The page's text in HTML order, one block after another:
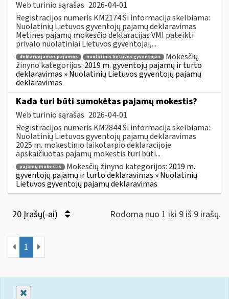
Web turinio sąrašas 2026-04-01
Registracijos numeris KM2174 Ši informacija skelbiama:
Nuolatinių Lietuvos gyventojų pajamų deklaravimas
Metines pajamų mokesčio deklaracijas VMI pateikti
privalo nuolatiniai Lietuvos gyventojai,...
deklaruojamos pajamos nuolatinis lietuvos gyventojas
Mokesčių
žinyno kategorijos: 2019 m. gyventojų pajamų ir turto
deklaravimas » Nuolatinių Lietuvos gyventojų pajamų
deklaravimas
Kada turi būti sumokėtas pajamų mokestis?
Web turinio sąrašas 2026-04-01
Registracijos numeris KM2844 Ši informacija skelbiama:
Nuolatinių Lietuvos gyventojų pajamų deklaravimas
2025 m. mokestinio laikotarpio deklaracijoje
apskaičiuotas pajamų mokestis turi būti...
pajamų mokestis Mokesčių žinyno kategorijos: 2019 m.
gyventojų pajamų ir turto deklaravimas » Nuolatinių
Lietuvos gyventojų pajamų deklaravimas
20 Įrašų(-ai) Rodoma nuo 1 iki 9 iš 9 irašų.
1